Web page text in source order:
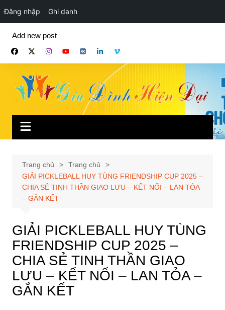
Đăng nhập Ghi danh
phần
Add new post
Trang chủ
Trang chủ
GIẢI PICKLEBALL HUY TÙNG FRIENDSHIP CUP 2025 –
CHIA SẺ TINH THẦN GIAO LƯU – KẾT NỐI – LAN TỎA
– GẮN KẾT
GIẢI PICKLEBALL HUY TÙNG
FRIENDSHIP CUP 2025 –
CHIA SẺ TINH THẦN GIAO
LƯU – KẾT NỐI – LAN TỎA –
GẮN KẾT